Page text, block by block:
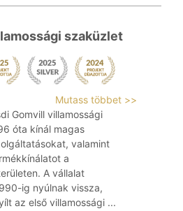
szaküzlet
Mutass többet >>
Gomvill villamossági
óta kínál magas
valamint
a
A vállalat
ig nyúlnak vissza,
az első villamossági ...